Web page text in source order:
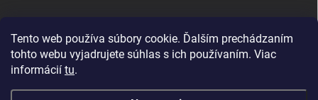
Tento web používa súbory cookie. Ďalším prechádzaním
tohto webu vyjadrujete súhlas s ich používaním. Viac
informácií tu.
Good E-shops have logic. SALELOGICS